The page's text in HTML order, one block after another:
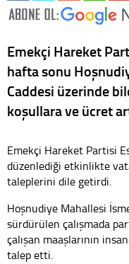
Emekçi Hareket
hafta sonu
Caddesi üzerinde
koşullara ve ücret
Emekçi Hareket Partisi
düzenlediği etkinlikte
taleplerini dile getirdi.
Hoşnudiye Mahallesi
sürdürülen çalışmada
çalışan maaşlarının
talep etti.